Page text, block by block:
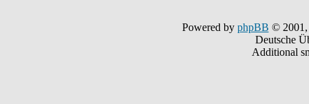
Powered by phpBB © 2001,
Deutsche
Additional